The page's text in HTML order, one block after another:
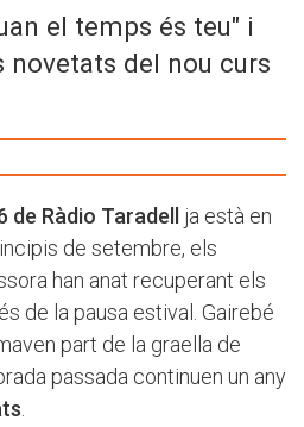
el temps és teu" i
novetats del nou curs
Ràdio Taradell
ja està en
de setembre, els
han anat recuperant els
de la pausa estival. Gairebé
part de la graella de
passada continuen un any